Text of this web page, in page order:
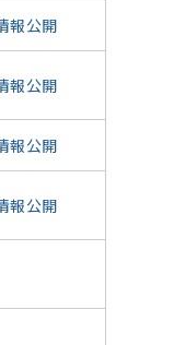
報公開
報公開
報公開
報公開